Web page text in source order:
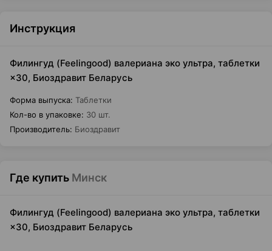
Инструкция
Филингуд (Feelingood) валериана эко ультра, таблетки
×30, Биоздравит Беларусь
Форма выпуска: Таблетки
Кол-во в упаковке: 30 шт.
Производитель: Биоздравит
Где купить Минск
Филингуд (Feelingood) валериана эко ультра, таблетки
×30, Биоздравит Беларусь